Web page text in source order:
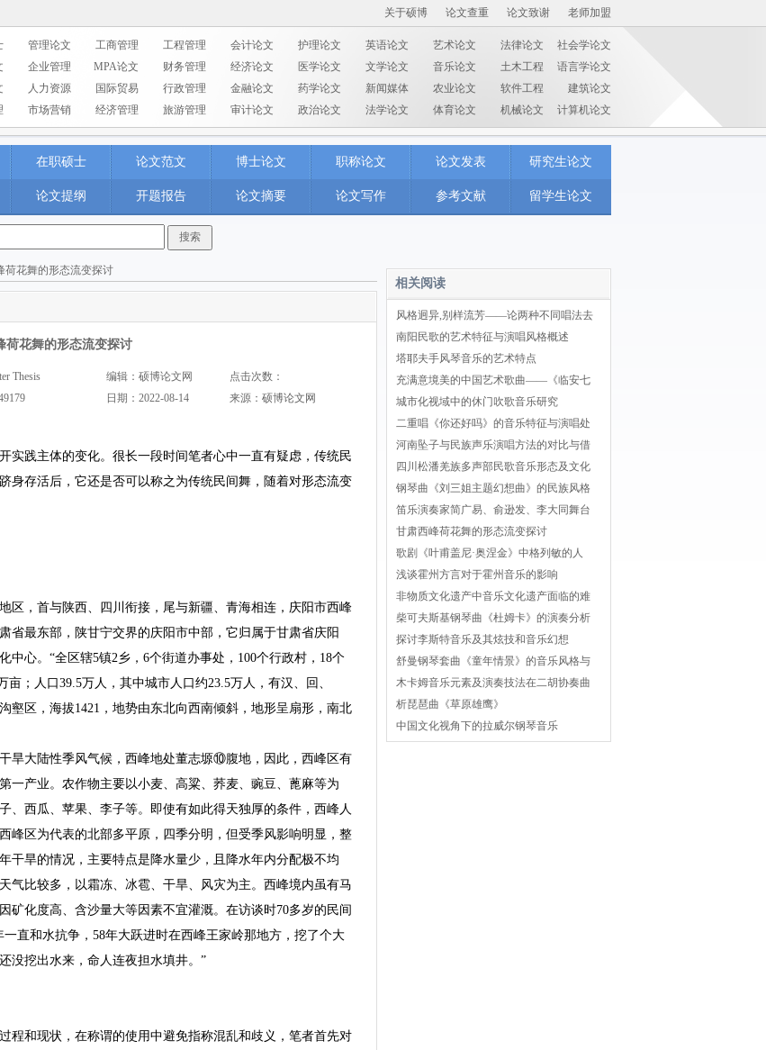
关于硕博 论文查重 论文致谢 老师加盟
管理论文 工商管理 工程管理 会计论文 护理论文 英语论文 艺术论文 法律论文
社会学论文
企业管理 MPA论文 财务管理 经济论文 医学论文 文学论文 音乐论文 土木工程
语言学论文
人力资源 国际贸易 行政管理 金融论文 药学论文 新闻媒体 农业论文 软件工程
建筑论文
市场营销 经济管理 旅游管理 审计论文 政治论文 法学论文 体育论文 机械论文 计算机论文
在职硕士 论文范文 博士论文 职称论文 论文发表 研究生论文
论文提纲 开题报告 论文摘要 论文写作 参考文献 留学生论文
荷花舞的形态流变探讨
荷花舞的形态流变探讨
Thesis 编辑：硕博论文网
点击次数：
日期：2022-08-14 来源：硕博论文网
实践主体的变化。很长一段时间笔者心中一直有疑虑，传统民
身存活后，它还是否可以称之为传统民间舞，随着对形态流变
区，首与陕西、四川衔接，尾与新疆、青海相连，庆阳市西峰
省最东部，陕甘宁交界的庆阳市中部，它归属于甘肃省庆阳
心。“全区辖5镇2乡，6个街道办事处，100个行政村，18个
；人口39.5万人，其中城市人口约23.5万人，有汉、回、
壑区，海拔1421，地势由东北向西南倾斜，地形呈扇形，南北
旱大陆性季风气候，西峰地处董志塬⑩腹地，因此，西峰区有
一产业。农作物主要以小麦、高粱、荞麦、豌豆、蓖麻等为
、西瓜、苹果、李子等。即使有如此得天独厚的条件，西峰人
峰区为代表的北部多平原，四季分明，但受季风影响明显，整
干旱的情况，主要特点是降水量少，且降水年内分配极不均
气比较多，以霜冻、冰雹、干旱、风灾为主。西峰境内虽有马
矿化度高、含沙量大等因素不宜灌溉。在访谈时70多岁的民间
直和水抗争，58年大跃进时在西峰王家岭那地方，挖了个大
没挖出水来，命人连夜担水填井。”
程和现状，在称谓的使用中避免指称混乱和歧义，笔者首先对
相关阅读
风格迥异,别样流芳——论两种不同唱法去
南阳民歌的艺术特征与演唱风格概述
塔耶夫手风琴音乐的艺术特点
充满意境美的中国艺术歌曲——《临安七
城市化视域中的休门吹歌音乐研究
二重唱《你还好吗》的音乐特征与演唱处
河南坠子与民族声乐演唱方法的对比与借
四川松潘羌族多声部民歌音乐形态及文化
钢琴曲《刘三姐主题幻想曲》的民族风格
笛乐演奏家简广易、俞逊发、李大同舞台
甘肃西峰荷花舞的形态流变探讨
歌剧《叶甫盖尼·奥涅金》中格列敏的人
浅谈霍州方言对于霍州音乐的影响
非物质文化遗产中音乐文化遗产面临的难
柴可夫斯基钢琴曲《杜姆卡》的演奏分析
探讨李斯特音乐及其炫技和音乐幻想
舒曼钢琴套曲《童年情景》的音乐风格与
木卡姆音乐元素及演奏技法在二胡协奏曲
析琵琶曲《草原雄鹰》
中国文化视角下的拉威尔钢琴音乐